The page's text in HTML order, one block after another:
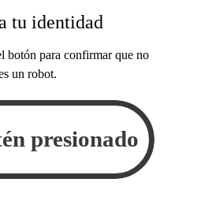
tu identidad
botón para confirmar que no
un robot.